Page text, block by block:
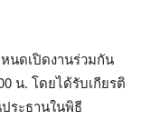
หนดเปิดงานร่วมกัน
น. โดยได้รับเกียรติ
ระธานในพิธี